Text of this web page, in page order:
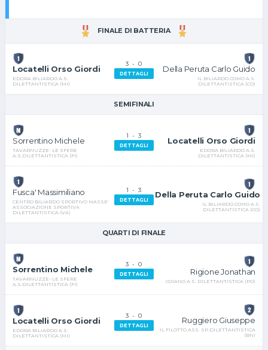
FINALE DI BATTERIA
Locatelli Orso Giordi
EDORA BILIARDO A.S.
DILETTANTISTICA (MI)
3 -0
DETTAGLI
Della Peruta Carlo Guido
IL BILIARDO COMO A.S.
DILETTANTISTICA (CO)
SEMIFINALI
Sorrentino Michele
TAVARNUZZE- LE SFERE
A.S.DILETTANTISTICA (FI)
1 -3
DETTAGLI
Locatelli Orso Giordi
EDORA BILIARDO A.S.
DILETTANTISTICA (MI)
Fusca' Massimiliano
CENTRO BILIARDO SPORTIVO MASSE'
ASSOCIAZIONE SPORTIVA
DILETTANTISTICA (VA)
1 -3
DETTAGLI
Della Peruta Carlo Guido
IL BILIARDO COMO A.S.
DILETTANTISTICA (CO)
QUARTI DI FINALE
Sorrentino Michele
TAVARNUZZE- LE SFERE
A.S.DILETTANTISTICA (FI)
3 -0
DETTAGLI Rigione Jonathan
COIANO A.S. DILETTANTISTICA (PO)
Locatelli Orso Giordi
EDORA BILIARDO A.S.
DILETTANTISTICA (MI)
3 -0
DETTAGLI
Ruggiero Giuseppe
IL FILOTTO ASS. SP.DILETTANTISTICA
(BN)